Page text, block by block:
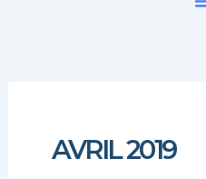
AVRIL 2019